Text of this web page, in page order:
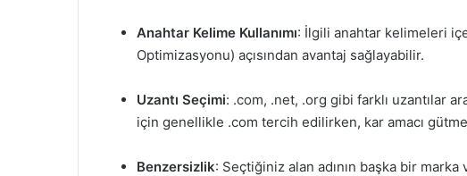
Anahtar Kelime Kullanımı: İlgili anahtar kelimeleri
Optimizasyonu) açısından avantaj sağlayabilir.
Uzantı Seçimi: .com, .net, .org gibi farklı uzantılar
için genellikle .com tercih edilirken, kar amacı
Benzersizlik: Seçtiğiniz alan adının başka bir